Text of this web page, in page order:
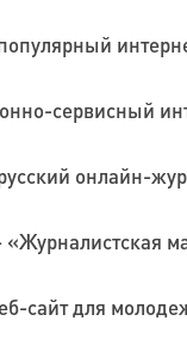
сервисный
онлайн-
сайт для